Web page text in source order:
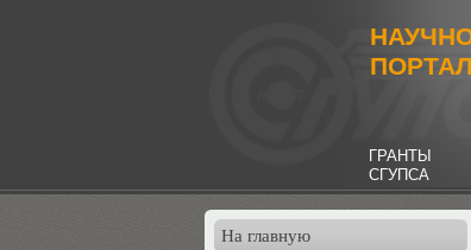
ПОРТАЛ
ГРАНТЫ
СГУПСА
На главную